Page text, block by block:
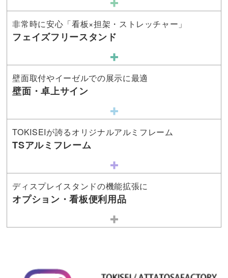
非常時に安心「看板×担架・ストレッチャー」
フェイズフリースタンド
壁面取付やイーゼルでの展示に最適
壁面・卓上サイン
TOKISEIが誇るオリジナルアルミフレーム
TSアルミフレーム
ディスプレイスタンドの機能拡張に
オプション・看板便利用品